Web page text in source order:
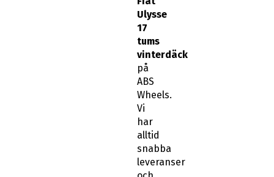
Ulysse
17
tums
vinterdäck
på
ABS
Wheels.
Vi
har
alltid
snabba
leveranser